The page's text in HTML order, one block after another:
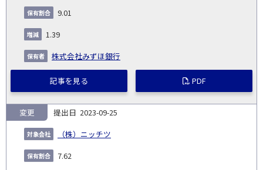
9.01
1.39
株式会社みずほ銀行
記事を見る PDF
2023-09-25
（株）ニッチツ
変更
7.62